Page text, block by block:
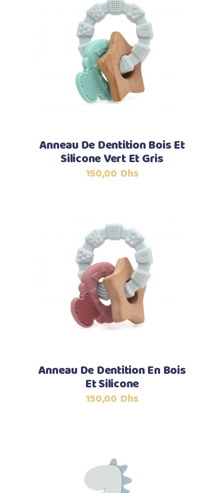
Lire la suite
Anneau De Dentition Bois Et
Silicone Vert Et Gris
150,00 Dhs
Ajouter au panier
Anneau De Dentition En Bois
Et Silicone
150,00 Dhs